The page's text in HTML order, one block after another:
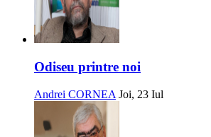
Odiseu printre noi
Andrei CORNEA Joi, 23 Iul